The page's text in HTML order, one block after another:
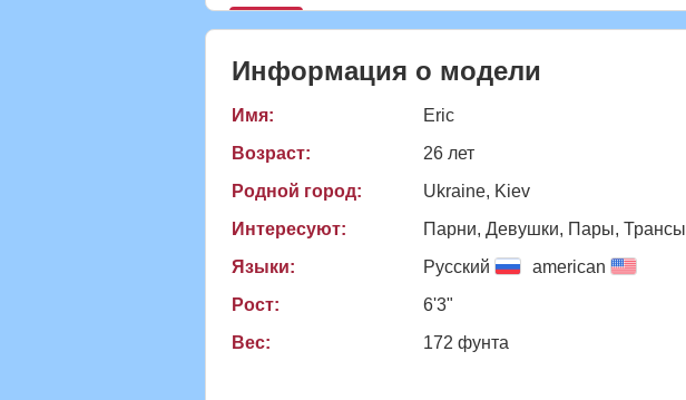
Информация о модели
Имя:
Eric
Возраст:
26 лет
Родной город:
Ukraine, Kiev
Интересуют:
Парни, Девушки, Пары, Трансы
Языки:
Русский american
Рост:
6'3"
Вес:
172 фунта